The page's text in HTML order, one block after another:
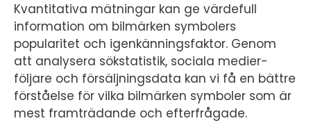
Kvantitativa mätningar kan ge värdefull
information om bilmärken symbolers
popularitet och igenkänningsfaktor. Genom
att analysera sökstatistik, sociala medier-
följare och försäljningsdata kan vi få en bättre
förståelse för vilka bilmärken symboler som är
mest framträdande och efterfrågade.